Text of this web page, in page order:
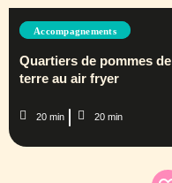
Accompagnements
Quartiers de pommes de
terre au air fryer
20 min 20 min